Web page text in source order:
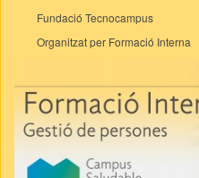
Fundació Tecnocampus
Organitzat per Formació Interna